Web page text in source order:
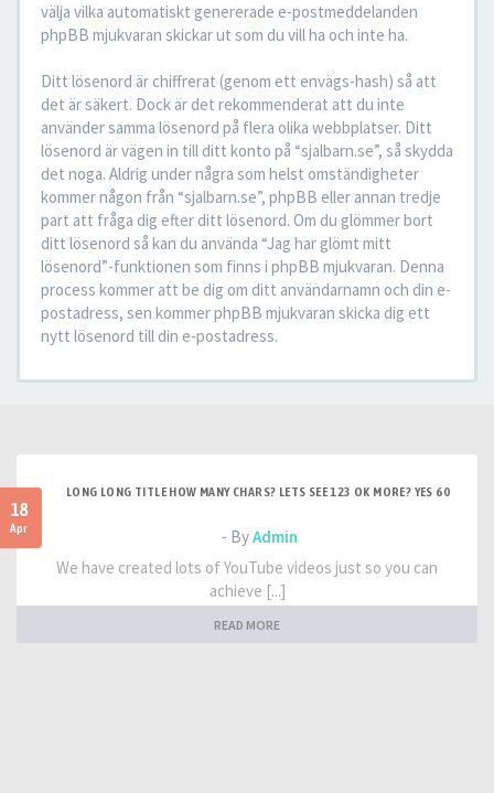
välja vilka automatiskt genererade e-postmeddelanden
phpBB mjukvaran skickar ut som du vill ha och inte ha.
Ditt lösenord är chiffrerat (genom ett envägs-hash) så att
det är säkert. Dock är det rekommenderat att du inte
använder samma lösenord på flera olika webbplatser. Ditt
lösenord är vägen in till ditt konto på “sjalbarn.se”, så skydda
det noga. Aldrig under några som helst omständigheter
kommer någon från “sjalbarn.se”, phpBB eller annan tredje
part att fråga dig efter ditt lösenord. Om du glömmer bort
ditt lösenord så kan du använda “Jag har glömt mitt
lösenord”-funktionen som finns i phpBB mjukvaran. Denna
process kommer att be dig om ditt användarnamn och din e-
postadress, sen kommer phpBB mjukvaran skicka dig ett
nytt lösenord till din e-postadress.
18
Apr
LONG LONG TITLE HOW MANY CHARS? LETS SEE 123 OK MORE? YES 60
- ByAdmin
We have created lots of YouTube videos just so you can
achieve [...]
READ MORE